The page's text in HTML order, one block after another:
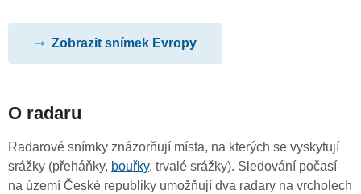
Zobrazit snímek Evropy
O radaru
Radarové snímky znázorňují místa, na kterých se vyskytují
srážky (přeháňky, bouřky, trvalé srážky). Sledování počasí
na území České republiky umožňují dva radary na vrcholech